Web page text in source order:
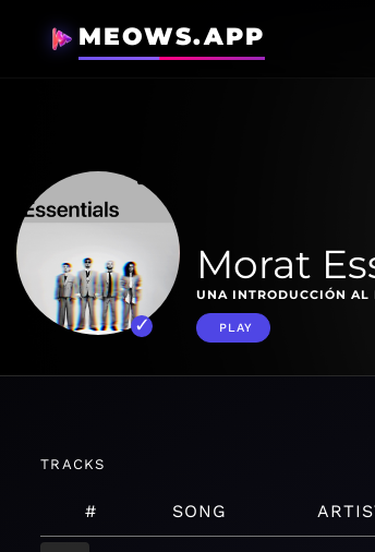
MEOWS.APP
Morat
UNA INTRODUCCIÓN AL
PLAY
TRACKS
# SONG